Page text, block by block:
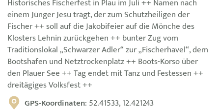
Historisches Fischerfest in Plau im Juli ++ Namen nach
einem Jünger Jesu trägt, der zum Schutzheiligen der
Fischer ++ soll auf die Jakobifeier auf die Mönche des
Klosters Lehnin zurückgehen ++ bunter Zug vom
Traditionslokal „Schwarzer Adler“ zur „Fischerhavel“, dem
Bootshafen und Netztrockenplatz ++ Boots-Korso über
den Plauer See ++ Tag endet mit Tanz und Festessen ++
dreitägiges Volksfest ++
GPS-Koordinaten: 52.41533, 12.421243